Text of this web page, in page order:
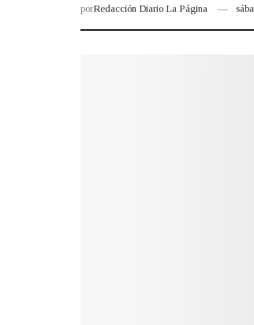
porRedacción Diario La Página